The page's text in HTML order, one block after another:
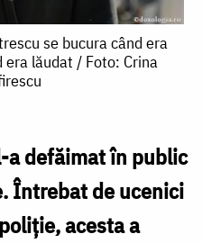
se bucura când era
lăudat / Foto: Crina
defăimat în public
Întrebat de ucenici
acesta a